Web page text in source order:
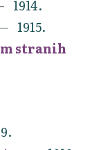
1914.
1915.
stranih